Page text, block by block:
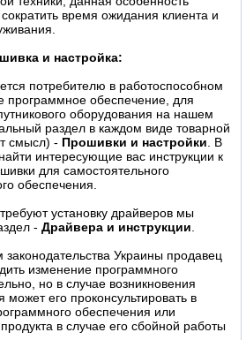
время ожидания клиента и
и настройка:
потребителю в работоспособном
программное обеспечение, для
оборудования на нашем
раздел в каждом виде товарной
смысл) - Прошивки и настройки . В
интересующие вас инструкции к
для самостоятельного
обеспечения.
установку драйверов мы
- Драйвера и инструкции
Украины продавец
изменение программного
но в случае возникновения
может его проконсультировать в
обеспечения или
в случае его сбойной работы